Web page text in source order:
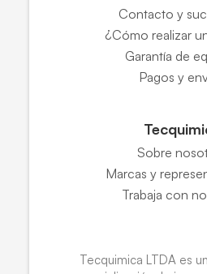
Contacto y
¿Cómo realizar
Garantía de
Pagos y
Sobre
Marcas y
Trabaja con
Tecquimica LTDA es